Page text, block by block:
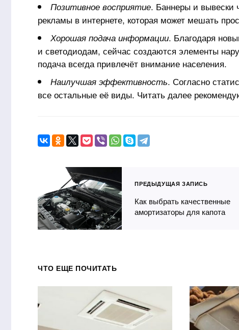
Позитивное восприятие. Баннеры и вывески
рекламы в интернете, которая может мешать
Хорошая подача информации. Благодаря
и светодиодам, сейчас создаются элементы
подача всегда привлечёт внимание населения.
Наилучшая эффективность. Согласно
все остальные её виды. Читать далее
ПРЕДЫДУЩАЯ ЗАПИСЬ
Как выбрать качественные
амортизаторы для капота
ЧТО ЕЩЕ ПОЧИТАТЬ